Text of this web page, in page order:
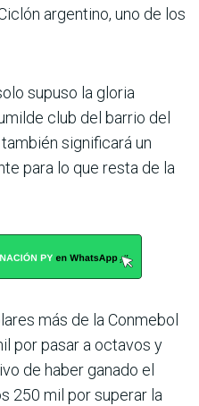
argentino, uno de los
supuso la gloria
club del barrio del
significará un
para lo que resta de la
más de la Conmebol
por pasar a octavos y
de haber ganado el
250 mil por superar la